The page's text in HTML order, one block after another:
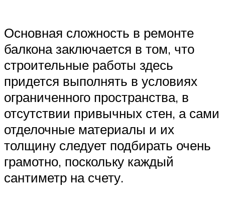
Основная сложность в ремонте
балкона заключается в том, что
строительные работы здесь
придется выполнять в условиях
ограниченного пространства, в
отсутствии привычных стен, а сами
отделочные материалы и их
толщину следует подбирать очень
грамотно, поскольку каждый
сантиметр на счету.